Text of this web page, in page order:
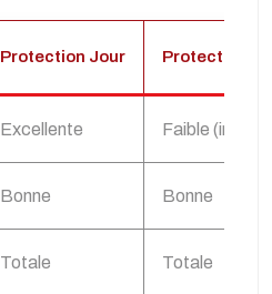
Protection Jour Protection
Excellente Faible
Bonne Bonne
Totale Totale